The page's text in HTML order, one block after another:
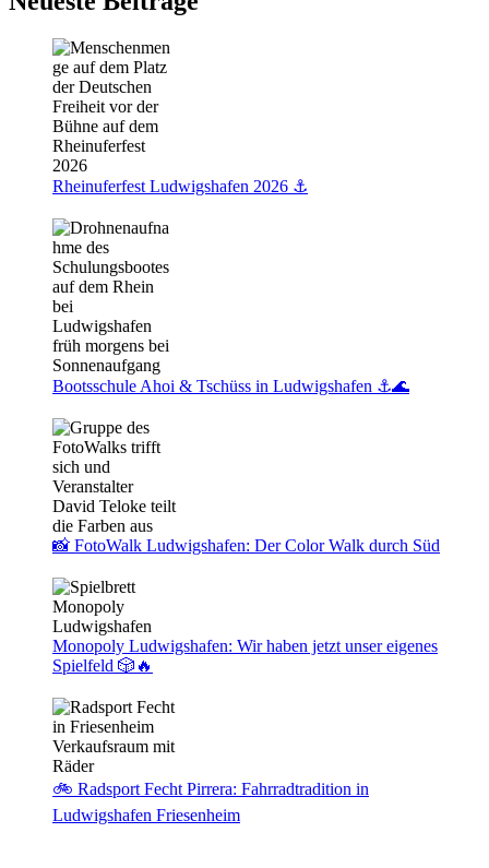
Rheinuferfest Ludwigshafen 2026 ⚓️
Bootsschule Ahoi & Tschüss in Ludwigshafen ⚓🌊
📸 FotoWalk Ludwigshafen: Der Color Walk durch Süd
Monopoly Ludwigshafen: Wir haben jetzt unser eigenes
Spielfeld 🎲🔥
🚲 Radsport Fecht Pirrera: Fahrradtradition in
Ludwigshafen Friesenheim